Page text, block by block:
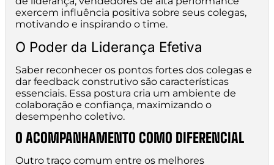
exercem influência positiva sobre seus colegas,
motivando e inspirando o time.
O Poder da Liderança Efetiva
Saber reconhecer os pontos fortes dos colegas e
dar feedback construtivo são características
essenciais. Essa postura cria um ambiente de
colaboração e confiança, maximizando o
desempenho coletivo.
O ACOMPANHAMENTO COMO DIFERENCIAL
Outro traço comum entre os melhores